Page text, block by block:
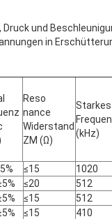
und
in
Reso
nance
Widerstand
ZM (Ω)
Starkes
(kHz)
≤15 1020
≤20 512
≤15 512
≤15 410